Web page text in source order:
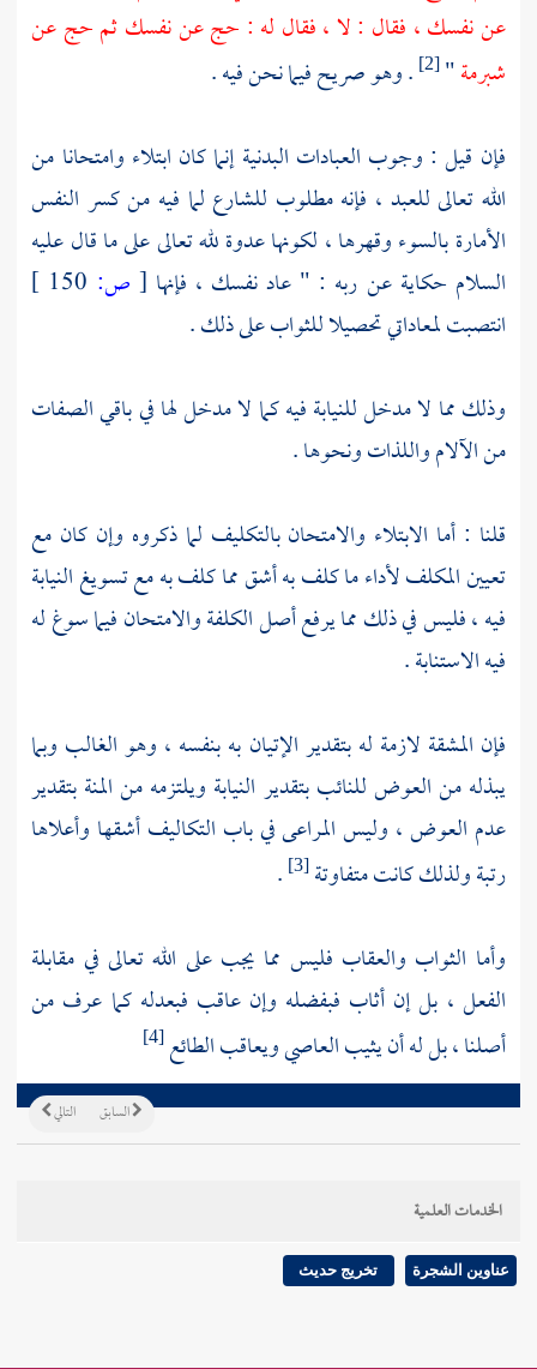
عن نفسك ، فقال : لا ، فقال له : حج عن نفسك ثم حج عن
شبرمة"
[2]
. وهو صريح فيما نحن فيه .
فإن قيل : وجوب العبادات البدنية إنما كان ابتلاء وامتحانا من
الله تعالى للعبد ، فإنه مطلوب للشارع لما فيه من كسر النفس
الأمارة بالسوء وقهرها ، لكونها عدوة لله تعالى على ما قال عليه
السلام حكاية عن ربه : " عاد نفسك ، فإنها [ ص:
انتصبت لمعاداتي تحصيلا للثواب على ذلك .
وذلك مما لا مدخل للنيابة فيه كما لا مدخل لها في باقي الصفات
من الآلام واللذات ونحوها .
قلنا : أما الابتلاء والامتحان بالتكليف لما ذكروه وإن كان مع
تعيين المكلف لأداء ما كلف به أشق مما كلف به مع تسويغ النيابة
فيه ، فليس في ذلك مما يرفع أصل الكلفة والامتحان فيما سوغ له
فيه الاستنابة .
فإن المشقة لازمة له بتقدير الإتيان به بنفسه ، وهو الغالب وبما
يبذله من العوض للنائب بتقدير النيابة ويلتزمه من المنة بتقدير
عدم العوض ، وليس المراعى في باب التكاليف أشقها وأعلاها
رتبة ولذلك كانت متفاوتة[3]
.
وأما الثواب والعقاب فليس مما يجب على الله تعالى في مقابلة
الفعل ، بل إن أثاب فبفضله وإن عاقب فبعدله كما عرف من
أصلنا ، بل له أن يثيب العاصي ويعاقب الطائع[4]
التالي السابق
الخدمات العلمية
عناوين الشجرة تخريج حديث